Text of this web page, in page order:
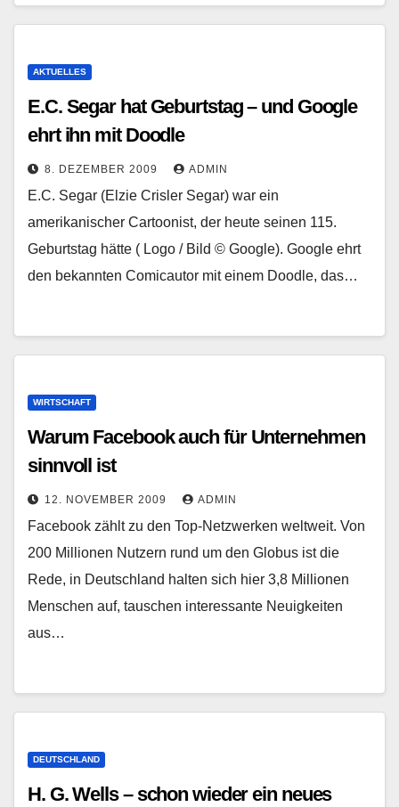
AKTUELLES
E.C. Segar hat Geburtstag – und Google
ehrt ihn mit Doodle
8. DEZEMBER 2009 ADMIN
E.C. Segar (Elzie Crisler Segar) war ein
amerikanischer Cartoonist, der heute seinen 115.
Geburtstag hätte ( Logo / Bild © Google). Google ehrt
den bekannten Comicautor mit einem Doodle, das…
WIRTSCHAFT
Warum Facebook auch für Unternehmen
sinnvoll ist
12. NOVEMBER 2009 ADMIN
Facebook zählt zu den Top-Netzwerken weltweit. Von
200 Millionen Nutzern rund um den Globus ist die
Rede, in Deutschland halten sich hier 3,8 Millionen
Menschen auf, tauschen interessante Neuigkeiten
aus…
DEUTSCHLAND
H. G. Wells – schon wieder ein neues